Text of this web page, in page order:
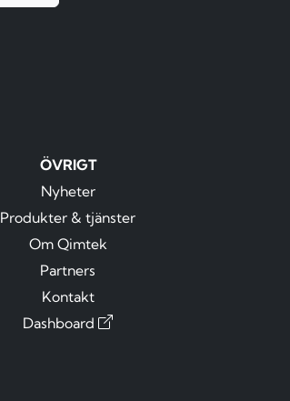
ÖVRIGT
Nyheter
Produkter & tjänster
Om Qimtek
Partners
Kontakt
Dashboard